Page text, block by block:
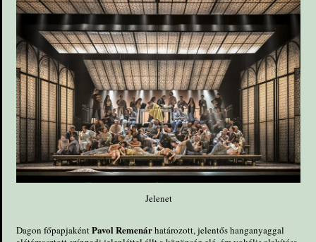
Jelenet
Dagon főpapjakéntPavol Remenárhatározott, jelentős hanganyaggal